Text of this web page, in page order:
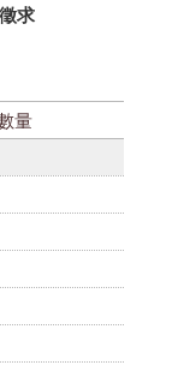
求
量